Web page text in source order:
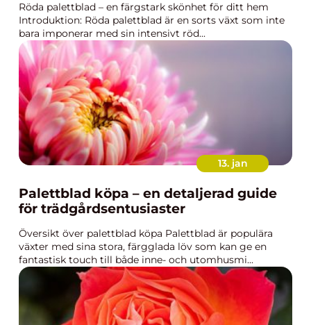
Röda palettblad – en färgstark skönhet för ditt hem
Introduktion: Röda palettblad är en sorts växt som inte
bara imponerar med sin intensivt röd...
13. jan
Palettblad köpa – en detaljerad guide
för trädgårdsentusiaster
Översikt över palettblad köpa Palettblad är populära
växter med sina stora, färgglada löv som kan ge en
fantastisk touch till både inne- och utomhusmi...